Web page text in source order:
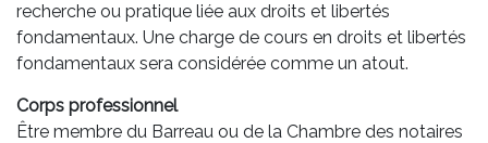
recherche ou pratique liée aux droits et libertés
fondamentaux. Une charge de cours en droits et libertés
fondamentaux sera considérée comme un atout.
Corps professionnel
Être membre du Barreau ou de la Chambre des notaires